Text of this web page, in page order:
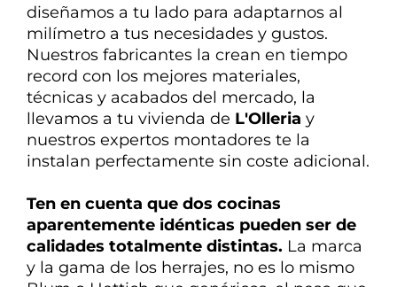
diseñamos a tu lado para adaptarnos al
milímetro a tus necesidades y gustos.
Nuestros fabricantes la crean en tiempo
record con los mejores materiales,
técnicas y acabados del mercado, la
llevamos a tu vivienda de L'Olleria y
nuestros expertos montadores te la
instalan perfectamente sin coste adicional.
Ten en cuenta que dos cocinas
aparentemente idénticas pueden ser de
calidades totalmente distintas. La marca
y la gama de los herrajes, no es lo mismo